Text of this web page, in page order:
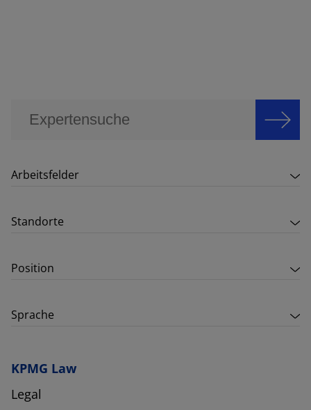
Arbeitsfelder
Standorte
Position
Sprache
KPMG Law
Legal